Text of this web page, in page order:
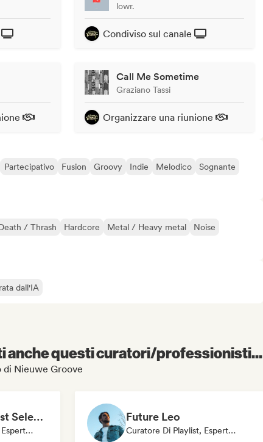
lowr.
Condiviso sul canale
Call Me Sometime
Graziano Tassi
Organizzare una riunione
Partecipativo Fusion Groovy Indie Melodico
Sognante
/ Thrash Hardcore Metal / Heavy metal
Noise
dall'IA
anche questi curatori/professionisti...
Nieuwe Groove
Thony Ritz Finest Selection
Curatore Di Playlist, Esperto Del Suono
Future Leo
Curatore Di Playlist, Esperto Del Suono